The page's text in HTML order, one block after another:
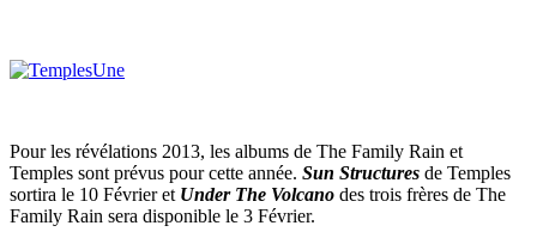
Pour les révélations 2013, les albums de The Family Rain et
Temples sont prévus pour cette année. Sun Structures de Temples
sortira le 10 Février et Under The Volcano des trois frères de The
Family Rain sera disponible le 3 Février.